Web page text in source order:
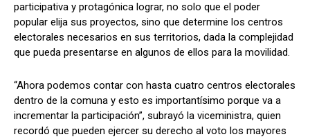
participativa y protagónica lograr, no solo que el poder
popular elija sus proyectos, sino que determine los centros
electorales necesarios en sus territorios, dada la complejidad
que pueda presentarse en algunos de ellos para la movilidad.
“Ahora podemos contar con hasta cuatro centros electorales
dentro de la comuna y esto es importantísimo porque va a
incrementar la participación”, subrayó la viceministra, quien
recordó que pueden ejercer su derecho al voto los mayores